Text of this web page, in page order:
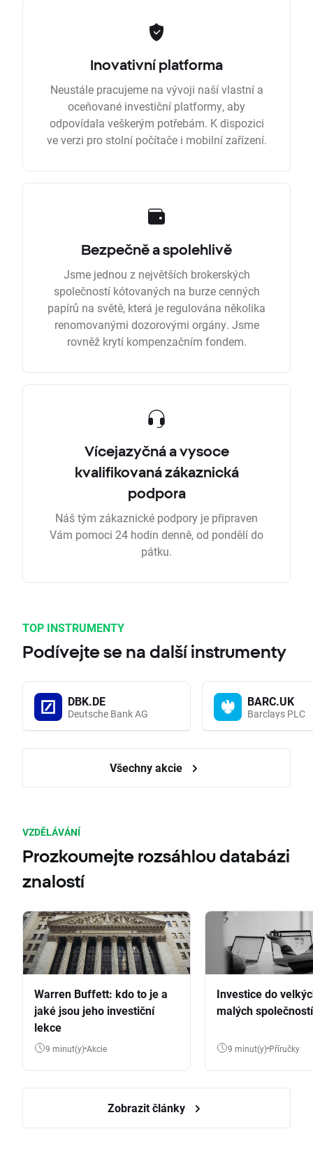
Inovativní platforma
Neustále pracujeme na vývoji naší vlastní a
oceňované investiční platformy, aby
odpovídala veškerým potřebám. K dispozici
ve verzi pro stolní počítače i mobilní zařízení.
Bezpečně a spolehlivě
Jsme jednou z největších brokerských
společností kótovaných na burze cenných
papírů na světě, která je regulována několika
renomovanými dozorovými orgány. Jsme
rovněž krytí kompenzačním fondem.
Vícejazyčná a vysoce
kvalifikovaná zákaznická
podpora
Náš tým zákaznické podpory je připraven
Vám pomoci 24 hodin denně, od pondělí do
pátku.
TOP INSTRUMENTY
Podívejte se na další instrumenty
DBK.DE
Deutsche Bank AG
BARC.UK
Barclays PLC
Všechny akcie
VZDĚLÁVÁNÍ
Prozkoumejte rozsáhlou databázi
znalostí
Warren Buffett: kdo to je a
jaké jsou jeho investiční
lekce
9 minut(y) Akcie
Investice do
malých společností
9 minut(y) Příručky
Zobrazit články